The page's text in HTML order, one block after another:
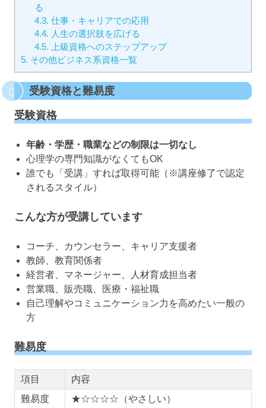
る
4.3. 仕事・キャリアでの応用
4.4. 人生の選択肢を広げる
4.5. 上級資格へのステップアップ
5. その他ビジネス系資格一覧
受験資格と難易度
受験資格
年齢・学歴・職業などの制限は一切なし
心理学の専門知識がなくてもOK
誰でも「受講」すれば取得可能（※講座修了で認定
されるスタイル）
こんな方が受講しています
コーチ、カウンセラー、キャリア支援者
教師、教育関係者
経営者、マネージャー、人材育成担当者
営業職、販売職、医療・福祉職
自己理解やコミュニケーション力を高めたい一般の
方
難易度
項目
内容
難易度
★☆☆☆☆（やさしい）